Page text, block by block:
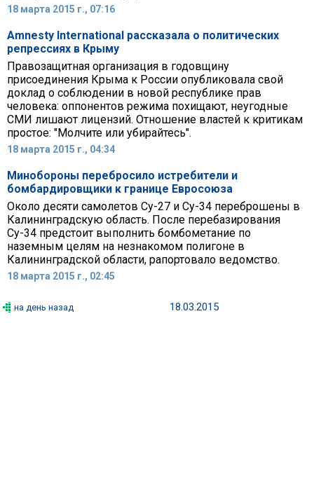
18 марта 2015 г., 07:16
Amnesty International рассказала о политических
репрессиях в Крыму
Правозащитная организация в годовщину
присоединения Крыма к России опубликовала свой
доклад о соблюдении в новой республике прав
человека: оппонентов режима похищают, неугодные
СМИ лишают лицензий. Отношение властей к критикам
простое: "Молчите или убирайтесь".
18 марта 2015 г., 04:34
Минобороны перебросило истребители и
бомбардировщики к границе Евросоюза
Около десяти самолетов Су-27 и Су-34 переброшены в
Калининградскую область. После перебазирования
Су-34 предстоит выполнить бомбометание по
наземным целям на незнакомом полигоне в
Калининградской области, рапортовало ведомство.
18 марта 2015 г., 02:45
на день назад 18.03.2015